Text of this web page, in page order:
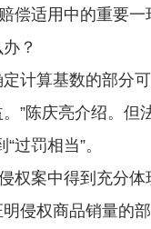
适用中的重要一
？
算基数的部分可
”陈庆亮介绍。
过罚相当”。
案中得到充分体
侵权商品销量的